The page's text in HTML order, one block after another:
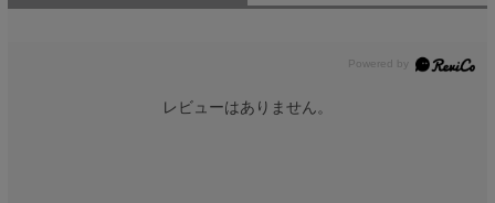
レビューはありません。